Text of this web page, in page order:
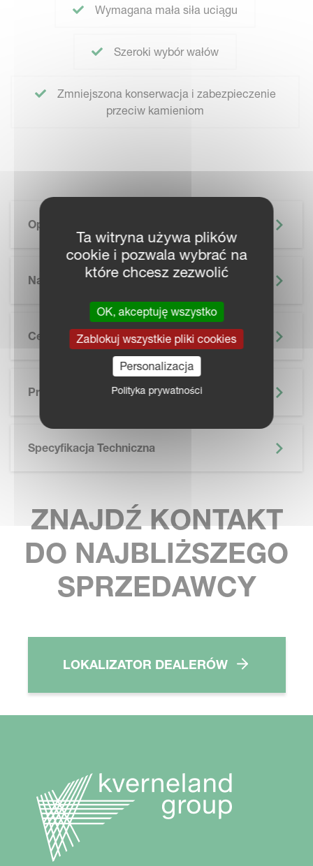
Wymagana mała siła uciągu
Szeroki wybór wałów
Zmniejszona konserwacja i zabezpieczenie
przeciw kamieniom
Opis
Najważniejsze Informacje
Cechy
Prospekt
Specyfikacja Techniczna
ZNAJDŹ KONTAKT
DO NAJBLIŻSZEGO
SPRZEDAWCY
LOKALIZATOR DEALERÓW
Ta witryna używa plików
cookie i pozwala wybrać na
które chcesz zezwolić
OK, akceptuję wszystko
Zablokuj wszystkie pliki cookies
Personalizacja
Polityka prywatności